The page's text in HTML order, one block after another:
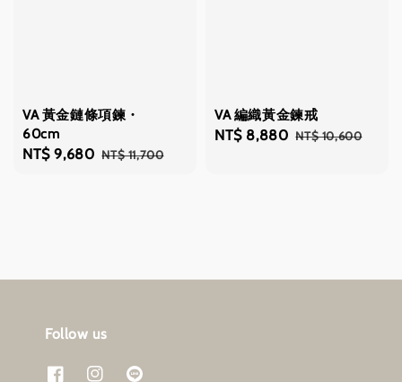
VA 黃金鏈條項鍊・
60cm
Sale
NT$ 9,680 Regular
NT$ 11,700
VA 編織黃金鍊戒
Sale
NT$ 8,880 Regular
NT$ 10,600
Follow us